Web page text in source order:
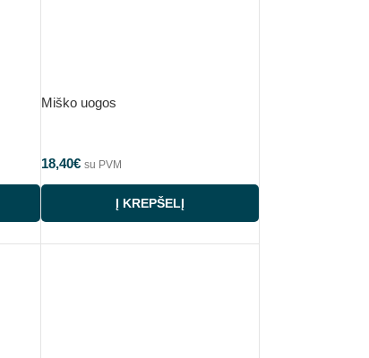
Miško uogos
18,40€ su PVM
Į KREPŠELĮ